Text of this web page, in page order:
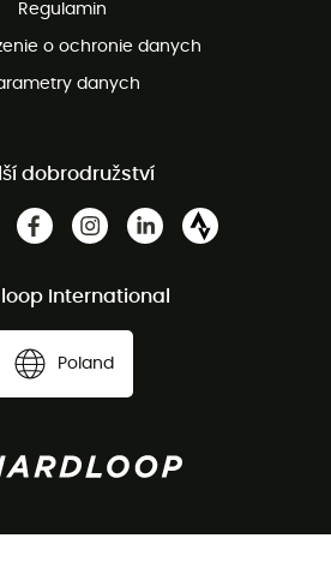
Regulamin
o ochronie danych
danych
dobrodružství
International
Poland